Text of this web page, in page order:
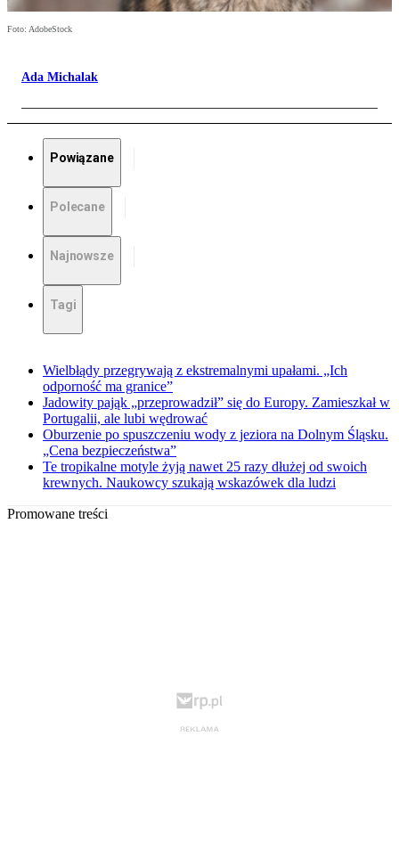
Foto: AdobeStock
Ada Michalak
Powiązane
Polecane
Najnowsze
Tagi
Wielbłądy przegrywają z ekstremalnymi upałami. „Ich
odporność ma granice”
Jadowity pająk „przeprowadził” się do Europy. Zamieszkał w
Portugalii, ale lubi wędrować
Oburzenie po spuszczeniu wody z jeziora na Dolnym Śląsku.
„Cena bezpieczeństwa”
Te tropikalne motyle żyją nawet 25 razy dłużej od swoich
krewnych. Naukowcy szukają wskazówek dla ludzi
Promowane treści